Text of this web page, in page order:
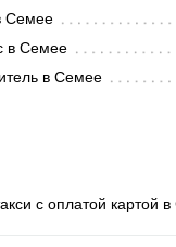
Семее
в Семее
в Семее
с оплатой картой